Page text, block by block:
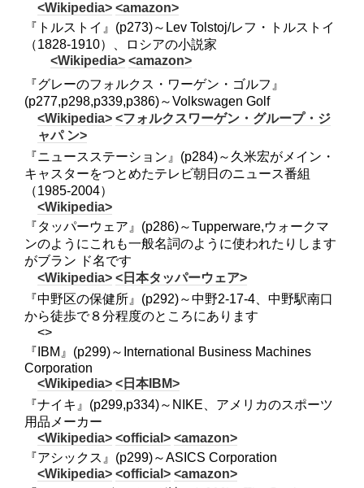
<Wikipedia> <amazon>
『トルストイ』(p273)～Lev Tolstoj/レフ・トルストイ
（1828-1910）、ロシアの小説家
<Wikipedia> <amazon>
『グレーのフォルクス・ワーゲン・ゴルフ』
(p277,p298,p339,p386)～Volkswagen Golf
<Wikipedia> <フォルクスワーゲン・グループ・ジ
ャパ ン>
『ニュースステーション』(p284)～久米宏がメイン・
キャスターをつとめたテレビ朝日のニュース番組
（1985-2004）
<Wikipedia>
『タッパーウェア』(p286)～Tupperware,ウォークマ
ンのようにこれも一般名詞のように使われたりします
がブラン ド名です
<Wikipedia> <日本タッパーウェア>
『中野区の保健所』(p292)～中野2-17-4、中野駅南口
から徒歩で８分程度のところにあります
<>
『IBM』(p299)～International Business Machines
Corporation
<Wikipedia> <日本IBM>
『ナイキ』(p299,p334)～NIKE、アメリカのスポーツ
用品メーカー
<Wikipedia> <official> <amazon>
『アシックス』(p299)～ASICS Corporation
<Wikipedia> <official> <amazon>